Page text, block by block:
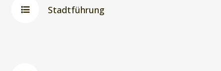
Stadtführung